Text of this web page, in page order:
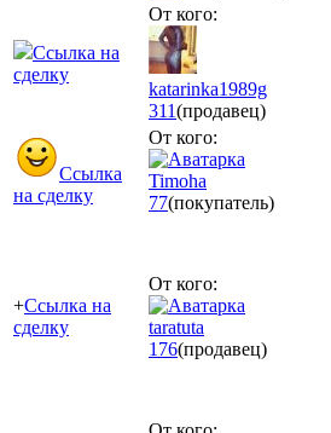
Ссылка на
сделку
От кого:
katarinka1989g
311(продавец)
Ссылка
на сделку
От кого:
Timoha
77(покупатель)
+Ссылка на
сделку
От кого:
taratuta
176(продавец)